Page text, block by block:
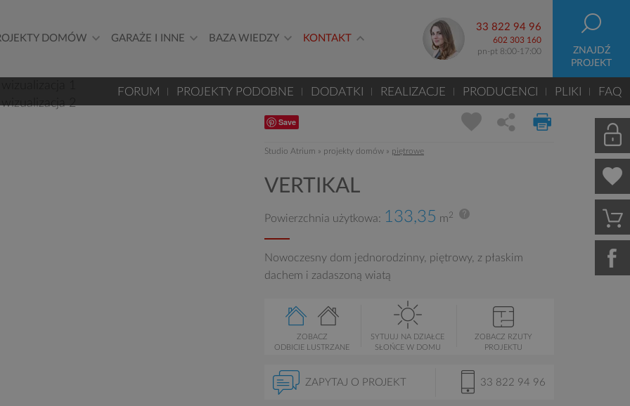
DOMÓW GARAŻE I INNE BAZA WIEDZY KONTAKT
33 822 94 96
602 303 160
pn-pt 8:00-17:00
ZNAJDŹ
PROJEKT
Save
Studio Atrium » projekty domów » piętrowe
VERTIKAL
Powierzchnia użytkowa: 133,35 m2
Nowoczesny dom jednorodzinny, piętrowy, z płaskim
dachem i zadaszoną wiatą
ZOBACZ
ODBICIE LUSTRZANE
SYTUUJ NA DZIAŁCE
SŁOŃCE W DOMU
ZOBACZ RZUTY
PROJEKTU
ZAPYTAJ O PROJEKT 33 822 94 96
FORUM PROJEKTY PODOBNE DODATKI REALIZACJE PRODUCENCI PLIKI FAQ